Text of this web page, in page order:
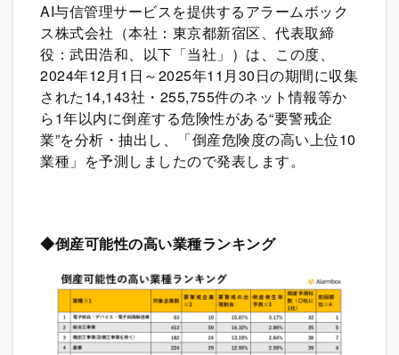
AI与信管理サービスを提供するアラームボック
ス株式会社（本社：東京都新宿区、代表取締
役：武田浩和、以下「当社」）は、この度、
2024年12月1日～2025年11月30日の期間に収集
された14,143社・255,755件のネット情報等か
ら1年以内に倒産する危険性がある“要警戒企
業”を分析・抽出し、「倒産危険度の高い上位10
業種」を予測しましたので発表します。
◆倒産可能性の高い業種ランキング